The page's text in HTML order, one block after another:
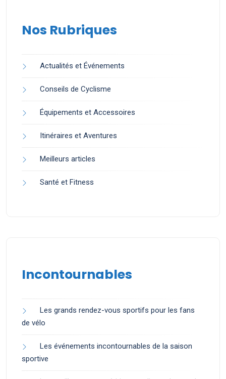
Nos Rubriques
Actualités et Événements
Conseils de Cyclisme
Équipements et Accessoires
Itinéraires et Aventures
Meilleurs articles
Santé et Fitness
Incontournables
Les grands rendez-vous sportifs pour les fans
de vélo
Les événements incontournables de la saison
sportive